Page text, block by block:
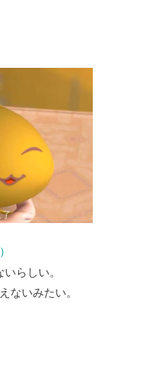
らしい。
ないみたい。